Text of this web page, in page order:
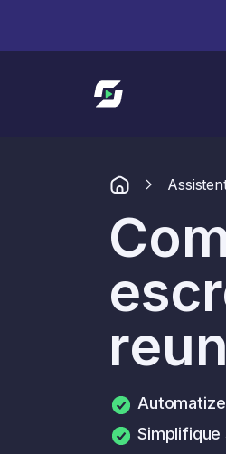
Link para a página
Simplifique